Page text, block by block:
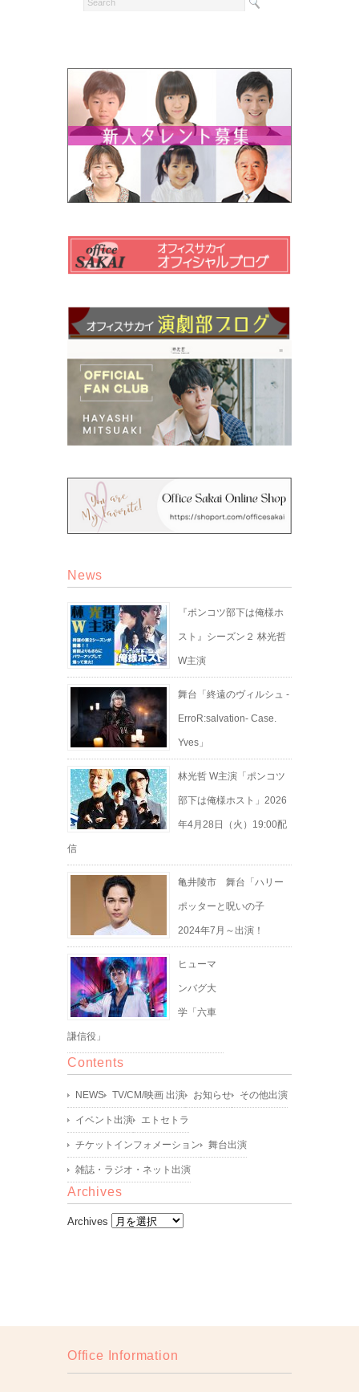
News
『ポンコツ部下は俺様ホ
スト』シーズン２ 林光哲
W主演
舞台「終遠のヴィルシュ -
ErroR:salvation- Case.
Yves」
林光哲 W主演「ポンコツ
部下は俺様ホスト」2026
年4月28日（火）19:00配
信
亀井陵市 舞台「ハリー
ポッターと呪いの子
2024年7月～出演！
ヒューマ
ンバグ大
学「六車
謙信役」
Contents
NEWS TV/CM/映画 出演 お知らせ その他出演
イベント出演 エトセトラ
チケットインフォメーション 舞台出演
雑誌・ラジオ・ネット出演
Archives
Archives
Office Information